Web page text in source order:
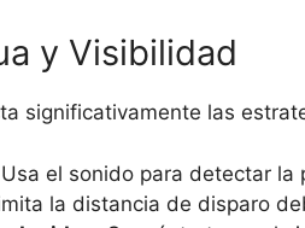
y Visibilidad
significativamente las
Usa el sonido para detectar la
la distancia de disparo